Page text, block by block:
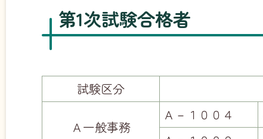
第1次試験合格者
試験区分
Ａ一般事務
Ａ－１００４